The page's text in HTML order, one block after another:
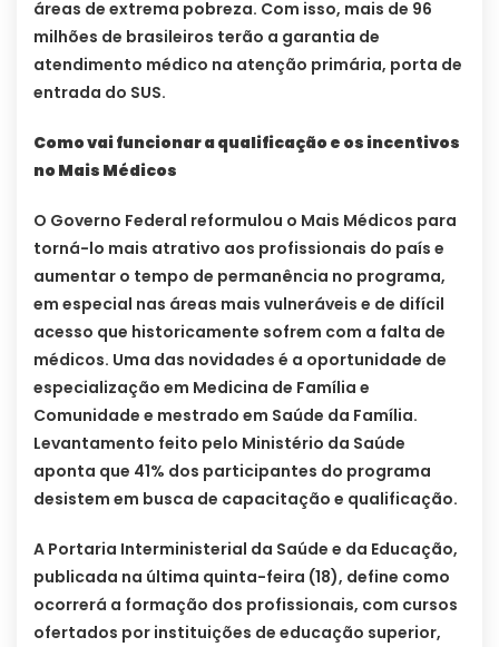
áreas de extrema pobreza. Com isso, mais de 96
milhões de brasileiros terão a garantia de
atendimento médico na atenção primária, porta de
entrada do SUS.
Como vai funcionar a qualificação e os incentivos
no Mais Médicos
O Governo Federal reformulou o Mais Médicos para
torná-lo mais atrativo aos profissionais do país e
aumentar o tempo de permanência no programa,
em especial nas áreas mais vulneráveis e de difícil
acesso que historicamente sofrem com a falta de
médicos. Uma das novidades é a oportunidade de
especialização em Medicina de Família e
Comunidade e mestrado em Saúde da Família.
Levantamento feito pelo Ministério da Saúde
aponta que 41% dos participantes do programa
desistem em busca de capacitação e qualificação.
A Portaria Interministerial da Saúde e da Educação,
publicada na última quinta-feira (18), define como
ocorrerá a formação dos profissionais, com cursos
ofertados por instituições de educação superior,